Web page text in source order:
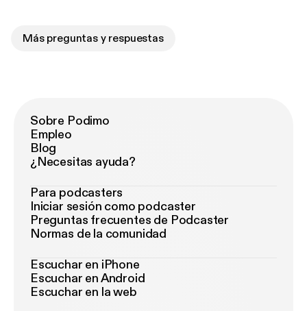
Más preguntas y respuestas
Sobre Podimo
Empleo
Blog
¿Necesitas ayuda?
Para podcasters
Iniciar sesión como podcaster
Preguntas frecuentes de Podcaster
Normas de la comunidad
Escuchar en iPhone
Escuchar en Android
Escuchar en la web